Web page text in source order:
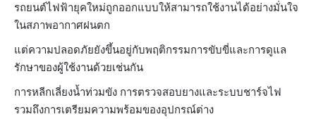
รถยนต์ไฟฟ้ายุคใหม่ถูกออกแบบให้สามารถใช้งานได้อย่างมั่นใจ
ในสภาพอากาศฝนตก
แต่ความปลอดภัยยังขึ้นอยู่กับพฤติกรรมการขับขี่และการดูแล
รักษาของผู้ใช้งานด้วยเช่นกัน
การหลีกเลี่ยงน้ำท่วมขัง การตรวจสอบยางและระบบชาร์จไฟ
รวมถึงการเตรียมความพร้อมของอุปกรณ์ต่าง